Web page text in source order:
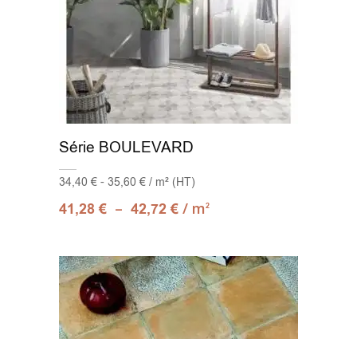
Série BOULEVARD
34,40 € - 35,60 € / m² (HT)
41,28€ – 42,72€ / m2